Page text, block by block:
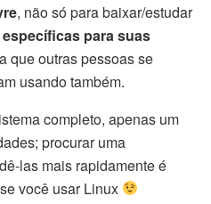
, não só para baixar/estudar
para suas
que outras pessoas se
usando também.
completo, apenas um
procurar uma
las mais rapidamente é
você usar Linux